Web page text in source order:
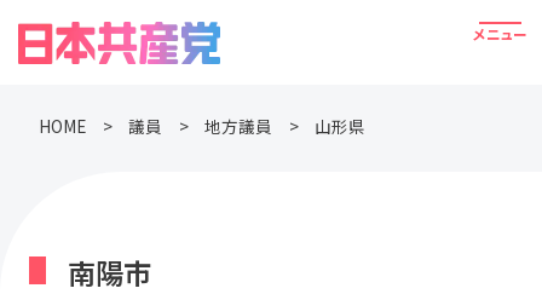
HOME 議員 地方議員 山形県
南陽市